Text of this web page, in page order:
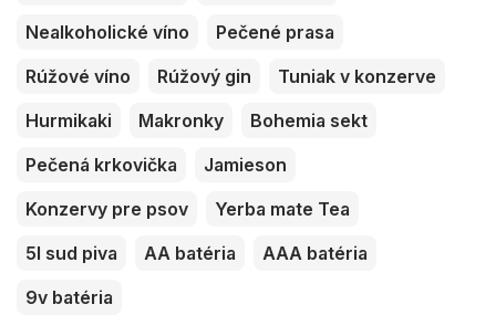
Nealkoholické víno
Pečené prasa
Rúžové víno
Rúžový gin
Tuniak v konzerve
Hurmikaki
Makronky
Bohemia sekt
Pečená krkovička
Jamieson
Konzervy pre psov
Yerba mate Tea
5l sud piva
AA batéria
AAA batéria
9v batéria